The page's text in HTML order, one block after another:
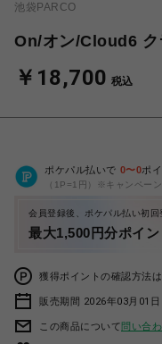
池袋PARCO
On/オン/Cloud6 ク
￥18,700 税込
ポケパル払いで 0〜0ポ
（1P=1円）※キャンペーン
会員登録後、ポケパル払い初
最大1,500円分ポイン
獲得ポイントの確認方法は
販売期間 2026年03月01
この商品について問い合